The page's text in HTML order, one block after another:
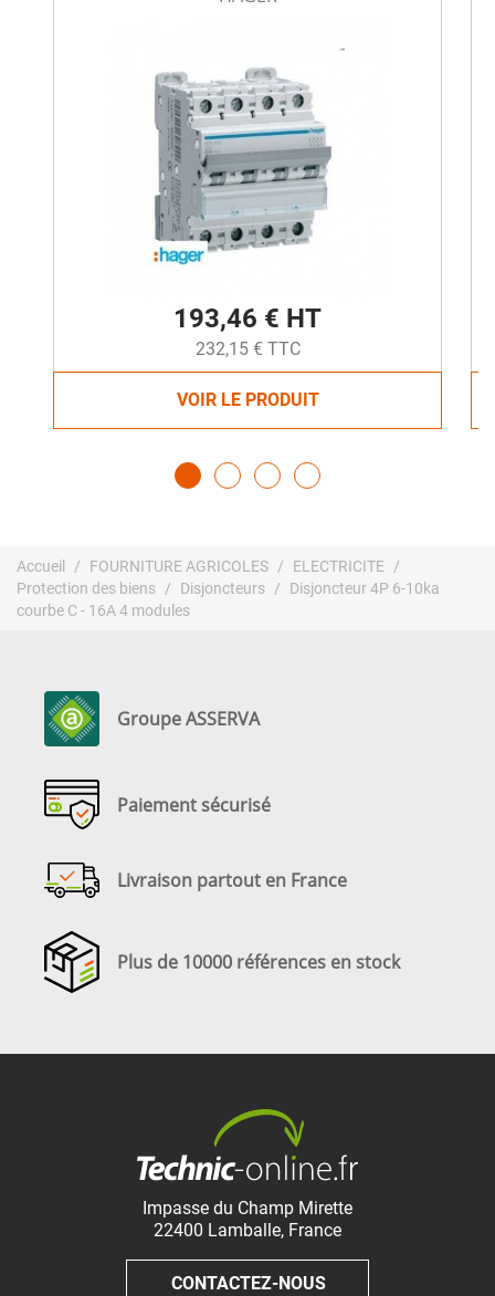
193,46 € HT
232,15 € TTC
VOIR LE PRODUIT
Accueil FOURNITURE AGRICOLES
ELECTRICITE
Protection des biens
Disjoncteurs
Disjoncteur 4P 6-10ka
courbe C - 16A 4 modules
Groupe ASSERVA
Paiement sécurisé
Livraison partout en France
Plus de 10000 références en stock
Impasse du Champ Mirette
22400 Lamballe, France
CONTACTEZ-NOUS